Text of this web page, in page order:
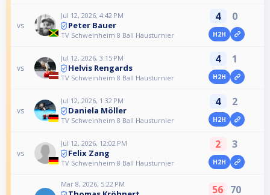
vs
Jul 12, 2026, 4:42 PM
Peter Bauer
TV Schweinheim 8 Ball Hausturnier
4 0
H2H
vs
Jul 12, 2026, 3:15 PM
Helvis Rengards
TV Schweinheim 8 Ball Hausturnier
4 1
H2H
vs
Jul 12, 2026, 1:32 PM
Daniela Möller
TV Schweinheim 8 Ball Hausturnier
4 2
H2H
vs
Jul 12, 2026, 12:02 PM
Felix Zang
TV Schweinheim 8 Ball Hausturnier
2 3
H2H
Mar 8, 2026, 5:22 PM 56 70